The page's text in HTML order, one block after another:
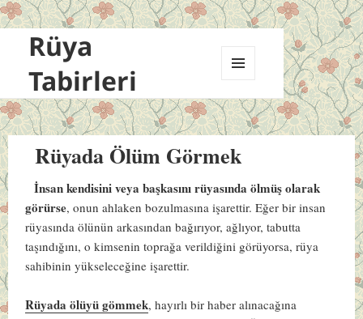
Rüya
Tabirleri
VE
BILEŞENLER
Rüyada Ölüm Görmek
İnsan kendisini veya başkasını rüyasında ölmüş olarak
görürse, onun ahlaken bozulmasına işarettir. Eğer bir insan
rüyasında ölünün arkasından bağırıyor, ağlıyor, tabutta
taşındığını, o kimsenin toprağa verildiğini görüyorsa, rüya
sahibinin yükseleceğine işarettir.
Rüyada ölüyü gömmek, hayırlı bir haber alınacağına